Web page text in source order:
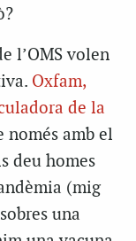
l’OMS volen
Oxfam,
de la
només amb el
deu homes
(mig
una